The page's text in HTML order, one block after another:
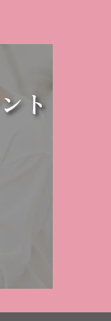
ト